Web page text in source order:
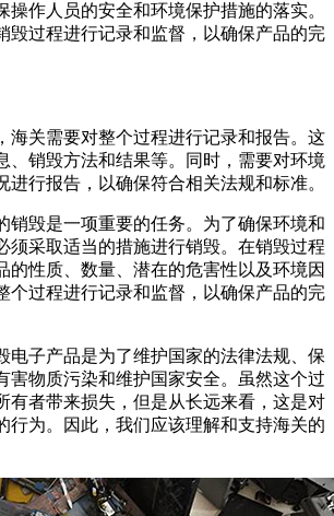
操作人员的安全和环境保护措施的落实。
毁过程进行记录和监督，以确保产品的完
海关需要对整个过程进行记录和报告。这
、销毁方法和结果等。同时，需要对环境
进行报告，以确保符合相关法规和标准。
销毁是一项重要的任务。为了确保环境和
须采取适当的措施进行销毁。在销毁过程
的性质、数量、潜在的危害性以及环境因
个过程进行记录和监督，以确保产品的完
电子产品是为了维护国家的法律法规、保
害物质污染和维护国家安全。虽然这个过
有者带来损失，但是从长远来看，这是对
行为。因此，我们应该理解和支持海关的